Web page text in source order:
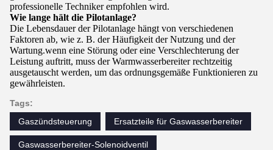
professionelle Techniker empfohlen wird.
Wie lange hält die Pilotanlage?
Die Lebensdauer der Pilotanlage hängt von verschiedenen
Faktoren ab, wie z. B. der Häufigkeit der Nutzung und der
Wartung.wenn eine Störung oder eine Verschlechterung der
Leistung auftritt, muss der Warmwasserbereiter rechtzeitig
ausgetauscht werden, um das ordnungsgemäße Funktionieren zu
gewährleisten.
Tags:
Gaszündsteuerung
Ersatzteile für Gaswasserbereiter
Gaswasserbereiter-Solenoidventil